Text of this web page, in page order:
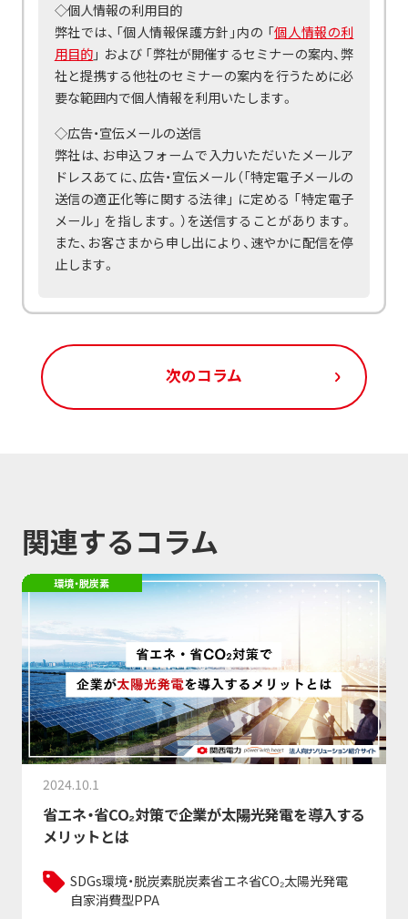
◇個人情報の利用目的
弊社では、「個人情報保護方針」内の 「個人情報の利
用目的 」 および 「弊社が開催するセミナーの案内、弊
社と提携する他社のセミナーの案内を行うために必
要な範囲内で個人情報を利用いたします。
◇広告・宣伝メールの送信
弊社は、お申込フォームで入力いただいたメールア
ドレスあてに、広告・宣伝メール（「特定電子メールの
送信の適正化等に関する法律」 に定める 「特定電子
メール」 を指します。）を送信することがあります。
また、お客さまから申し出により、速やかに配信を停
止します。
次のコラム
関連するコラム
環境・脱炭素
2024.10.1
省エネ・省CO₂対策で企業が太陽光発電を導入する
メリットとは
SDGs環境・脱炭素脱炭素省エネ省CO₂太陽光発電
自家消費型PPA